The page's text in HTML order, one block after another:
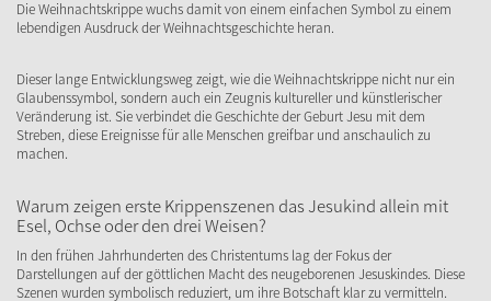
Die Weihnachtskrippe wuchs damit von einem einfachen Symbol zu einem
lebendigen Ausdruck der Weihnachtsgeschichte heran.
Dieser lange Entwicklungsweg zeigt, wie die Weihnachtskrippe nicht nur ein
Glaubenssymbol, sondern auch ein Zeugnis kultureller und künstlerischer
Veränderung ist. Sie verbindet die Geschichte der Geburt Jesu mit dem
Streben, diese Ereignisse für alle Menschen greifbar und anschaulich zu
machen.
Warum zeigen erste Krippenszenen das Jesukind allein mit
Esel, Ochse oder den drei Weisen?
In den frühen Jahrhunderten des Christentums lag der Fokus der
Darstellungen auf der göttlichen Macht des neugeborenen Jesuskindes. Diese
Szenen wurden symbolisch reduziert, um ihre Botschaft klar zu vermitteln.